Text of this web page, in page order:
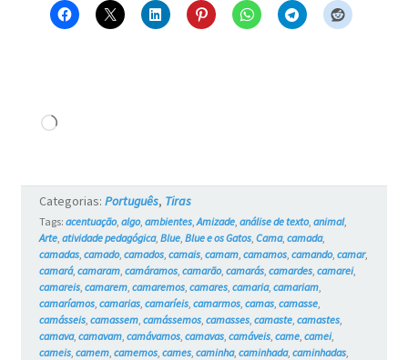
Carregando...
Categorias: Português, Tiras
Tags: acentuação, algo, ambientes, Amizade, análise de texto, animal,
Arte, atividade pedagógica, Blue, Blue e os Gatos, Cama, camada,
camadas, camado, camados, camais, camam, camamos, camando, camar,
camará, camaram, camáramos, camarão, camarás, camardes, camarei,
camareis, camarem, camaremos, camares, camaria, camariam,
camaríamos, camarias, camaríeis, camarmos, camas, camasse,
camásseis, camassem, camássemos, camasses, camaste, camastes,
camava, camavam, camávamos, camavas, camáveis, came, camei,
cameis, camem, camemos, cames, caminha, caminhada, caminhadas,